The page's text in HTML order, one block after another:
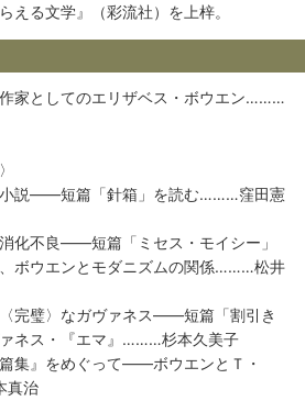
る文学』（彩流社）を上梓。
家としてのエリザベス・ボウエン………
小説——短篇「針箱」を読む………窪田憲
化不良——短篇「ミセス・モイシー」
ボウエンとモダニズムの関係………松井
〈完璧〉なガヴァネス——短篇「割引き
ネス・『エマ』………杉本久美子
集』をめぐって——ボウエンとＴ・
真治